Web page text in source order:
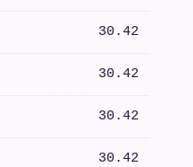
30.42
30.42
30.42
30.42